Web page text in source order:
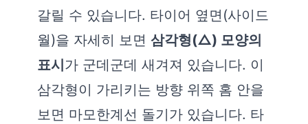
갈릴 수 있습니다. 타이어 옆면(사이드
월)을 자세히 보면 삼각형(△) 모양의
표시가 군데군데 새겨져 있습니다. 이
삼각형이 가리키는 방향 위쪽 홈 안을
보면 마모한계선 돌기가 있습니다. 타